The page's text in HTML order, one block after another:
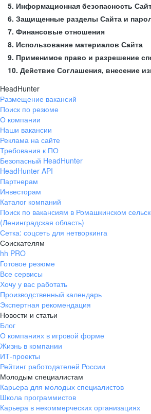
5. Информационная безопасность
6. Защищенные разделы Сайта и
7. Финансовые отношения
8. Использование материалов Сайта
9. Применимое право и разрешение
10. Действие Соглашения, внесение
HeadHunter
Размещение вакансий
Поиск по резюме
О компании
Наши вакансии
Реклама на сайте
Требования к ПО
Безопасный HeadHunter
HeadHunter API
Партнерам
Инвесторам
Каталог компаний
Поиск по вакансиям в Ромашкинском
(Ленинградская область)
Сетка: соцсеть для нетворкинга
Соискателям
hh PRO
Готовое резюме
Все сервисы
Хочу у вас работать
Производственный календарь
Экспертная рекомендация
Новости и статьи
Блог
О компаниях в игровой форме
Жизнь в компании
ИТ-проекты
Рейтинг работодателей России
Молодым специалистам
Карьера для молодых специалистов
Школа программистов
Карьера в некоммерческих организациях